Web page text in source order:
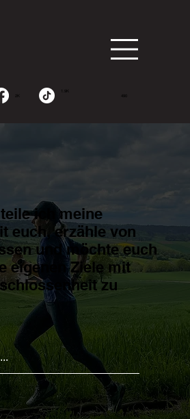
2K
1.9K
490
ich meine
euch, erzähle von
und möchte euch
eigenen Ziele mit
zu